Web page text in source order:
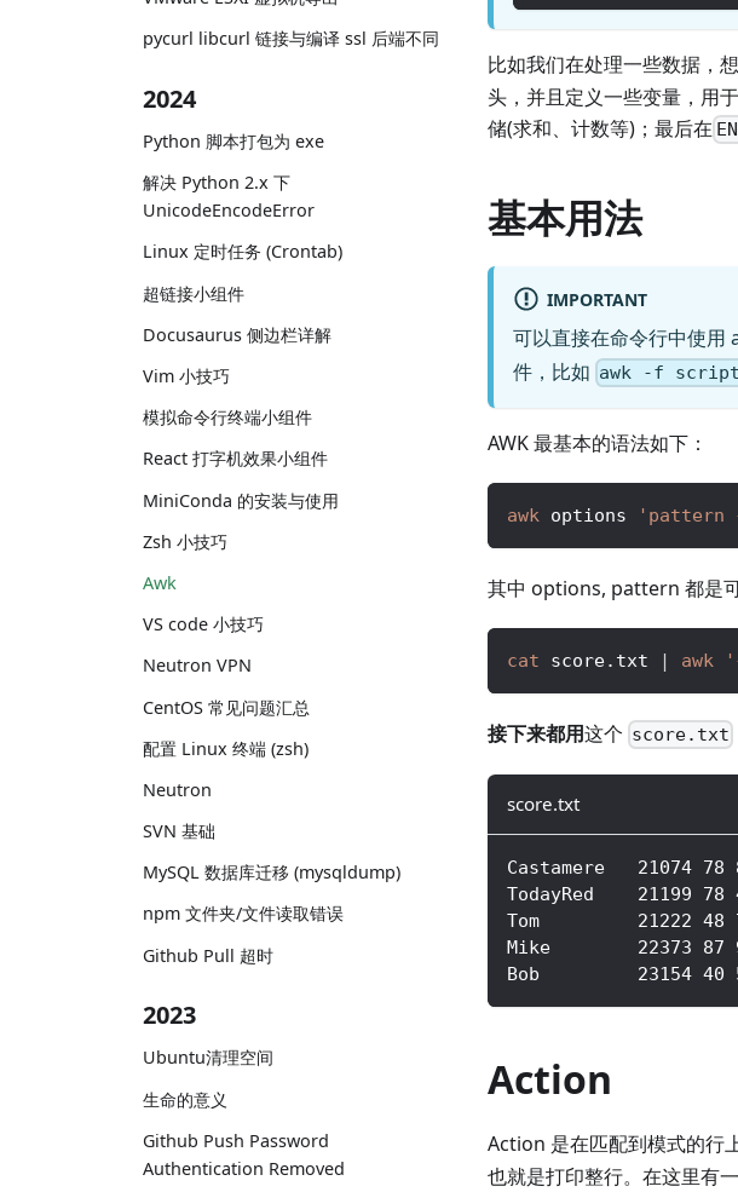
pycurl libcurl 链接与编译 ssl 后端不同
2024
Python 脚本打包为 exe
解决 Python 2.x 下
UnicodeEncodeError
Linux 定时任务 (Crontab)
超链接小组件
Docusaurus 侧边栏详解
Vim 小技巧
模拟命令行终端小组件
React 打字机效果小组件
MiniConda 的安装与使用
Zsh 小技巧
Awk
VS code 小技巧
Neutron VPN
CentOS 常见问题汇总
配置 Linux 终端 (zsh)
Neutron
SVN 基础
MySQL 数据库迁移 (mysqldump)
npm 文件夹/文件读取错误
Github Pull 超时
2023
Ubuntu清理空间
生命的意义
Github Push Password
Authentication Removed
比如我们在处理一些数据，
头，并且定义一些变量，用
储(求和、计数等)；最后在
基本用法
IMPORTANT
可以直接在命令行中使用
件，比如 awk -f
AWK 最基本的语法如下：
awk options 'pattern
其中 options, pattern 都是
cat score.txt | awk
接下来都用这个 score.txt
score.txt
Castamere   21074 78
TodayRed    21199 78
Tom         21222 48
Mike        22373 87
Bob         23154 40
Action
Action 是在匹配到模式的行
也就是打印整行。在这里有